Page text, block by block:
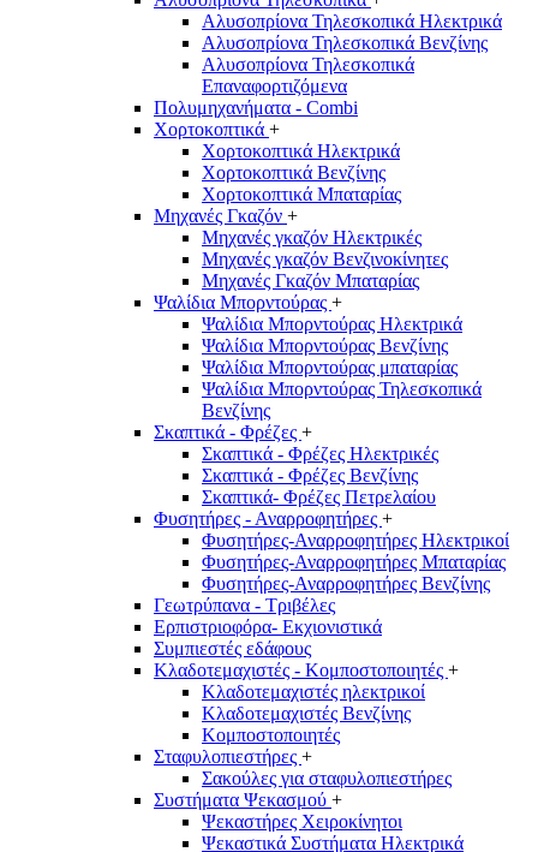
Αλυσοπρίονα Τηλεσκοπικά Ηλεκτρικά
Αλυσοπρίονα Τηλεσκοπικά Βενζίνης
Αλυσοπρίονα Τηλεσκοπικά
Επαναφορτιζόμενα
Πολυμηχανήματα - Combi
Χορτοκοπτικά +
Χορτοκοπτικά Ηλεκτρικά
Χορτοκοπτικά Βενζίνης
Χορτοκοπτικά Μπαταρίας
Μηχανές Γκαζόν +
Μηχανές γκαζόν Ηλεκτρικές
Μηχανές γκαζόν Βενζινοκίνητες
Μηχανές Γκαζόν Μπαταρίας
Ψαλίδια Μπορντούρας +
Ψαλίδια Μπορντούρας Hλεκτρικά
Ψαλίδια Μπορντούρας Βενζίνης
Ψαλίδια Μπορντούρας μπαταρίας
Ψαλίδια Μπορντούρας Τηλεσκοπικά
Βενζίνης
Σκαπτικά - Φρέζες +
Σκαπτικά - Φρέζες Ηλεκτρικές
Σκαπτικά - Φρέζες Βενζίνης
Σκαπτικά- Φρέζες Πετρελαίου
Φυσητήρες - Αναρροφητήρες +
Φυσητήρες-Αναρροφητήρες Ηλεκτρικοί
Φυσητήρες-Αναρροφητήρες Μπαταρίας
Φυσητήρες-Αναρροφητήρες Βενζίνης
Γεωτρύπανα - Τριβέλες
Ερπιστριοφόρα- Εκχιονιστικά
Συμπιεστές εδάφους
Κλαδοτεμαχιστές - Κομποστοποιητές +
Κλαδοτεμαχιστές ηλεκτρικοί
Κλαδοτεμαχιστές Βενζίνης
Κομποστοποιητές
Σταφυλοπιεστήρες +
Σακούλες για σταφυλοπιεστήρες
Συστήματα Ψεκασμού +
Ψεκαστήρες Χειροκίνητοι
Ψεκαστικά Συστήματα Ηλεκτρικά